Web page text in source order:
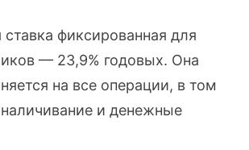
ставка фиксированная для
— 23,9% годовых. Она
на все операции, в том
и денежные